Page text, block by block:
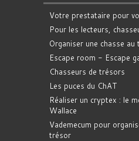
Votre prestataire pour
Pour les lecteurs,
Organiser une chasse au
Escape room - Escape
Chasseurs de trésors
Les puces du ChAT
Réaliser un cryptex : le
Wallace
Vademecum pour
trésor